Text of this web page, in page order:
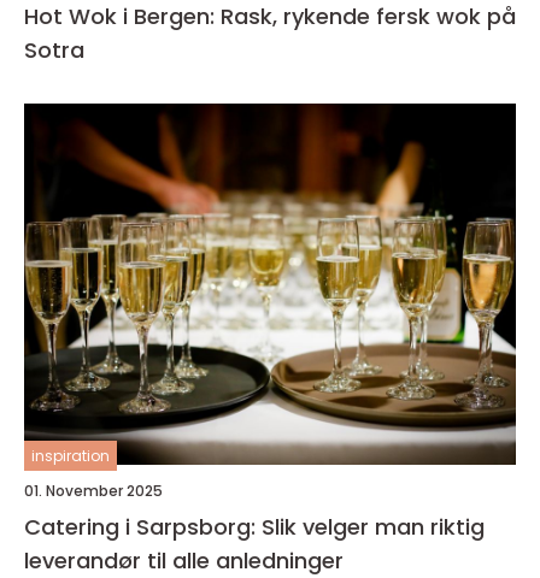
Hot Wok i Bergen: Rask, rykende fersk wok på
Sotra
inspiration
01. November 2025
Catering i Sarpsborg: Slik velger man riktig
leverandør til alle anledninger